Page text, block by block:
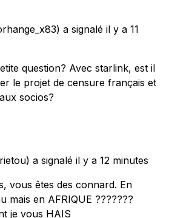
a signalé il y a 11
question? Avec starlink, est il
le projet de censure français et
socios?
a signalé il y a 12 minutes
vous êtes des connard. En
mais en AFRIQUE ???????
je vous HAIS